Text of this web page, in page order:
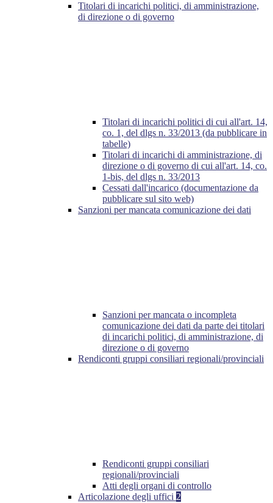
Titolari di incarichi politici, di amministrazione,
di direzione o di governo
Titolari di incarichi politici di cui all'art. 14,
co. 1, del dlgs n. 33/2013 (da pubblicare in
tabelle)
Titolari di incarichi di amministrazione, di
direzione o di governo di cui all'art. 14, co.
1-bis, del dlgs n. 33/2013
Cessati dall'incarico (documentazione da
pubblicare sul sito web)
Sanzioni per mancata comunicazione dei dati
Sanzioni per mancata o incompleta
comunicazione dei dati da parte dei titolari
di incarichi politici, di amministrazione, di
direzione o di governo
Rendiconti gruppi consiliari regionali/provinciali
Rendiconti gruppi consiliari
regionali/provinciali
Atti degli organi di controllo
Articolazione degli uffici 2